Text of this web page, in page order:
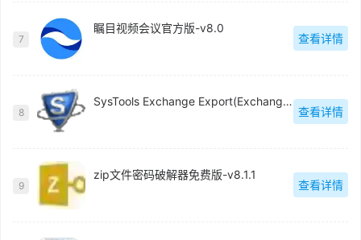
7
瞩目视频会议官方版-v8.0
查看详情
8
SysTools Exchange Export(Exchange电子邮件迁移工具)官方版-v5.0
查看详情
9
zip文件密码破解器免费版-v8.1.1
查看详情